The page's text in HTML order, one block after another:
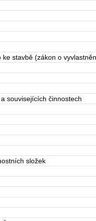
stavbě (zákon o
souvisejících činnostech
složek